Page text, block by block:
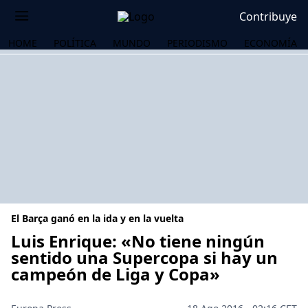
Contribuye
HOME POLÍTICA MUNDO PERIODISMO ECONOMÍA
El Barça ganó en la ida y en la vuelta
Luis Enrique: «No tiene ningún
sentido una Supercopa si hay un
campeón de Liga y Copa»